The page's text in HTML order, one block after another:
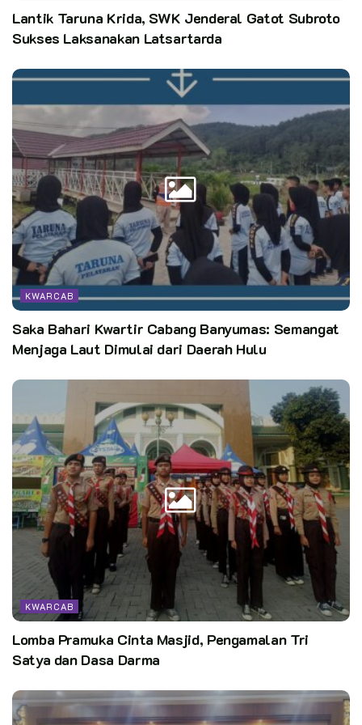
Penulis: Humas Pramuka Buleleng
Editor: Pusdatin Kwarnas
Lantik Taruna Krida, SWK Jenderal Gatot Subroto
Sukses Laksanakan Latsartarda
KWARCAB
Saka Bahari Kwartir Cabang Banyumas: Semangat
Menjaga Laut Dimulai dari Daerah Hulu
KWARCAB
Lomba Pramuka Cinta Masjid, Pengamalan Tri
Satya dan Dasa Darma